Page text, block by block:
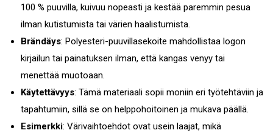
100 % puuvilla, kuivuu nopeasti ja kestää paremmin pesua
ilman kutistumista tai värien haalistumista.
Brändäys: Polyesteri-puuvillasekoite mahdollistaa logon
kirjailun tai painatuksen ilman, että kangas venyy tai
menettää muotoaan.
Käytettävyys: Tämä materiaali sopii moniin eri työtehtäviin ja
tapahtumiin, sillä se on helppohoitoinen ja mukava päällä.
Esimerkki: Värivaihtoehdot ovat usein laajat, mikä